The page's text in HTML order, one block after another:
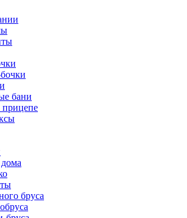
бани
прицепе
бруса